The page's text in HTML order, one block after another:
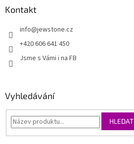
Kontakt
info@jewstone.cz
+420 606 641 450
Jsme s Vámi i na FB
Vyhledávání
HLEDAT